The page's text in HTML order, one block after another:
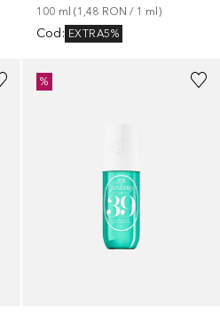
100 ml (1,48 RON / 1 ml )
Cod : EXTRA5%
%